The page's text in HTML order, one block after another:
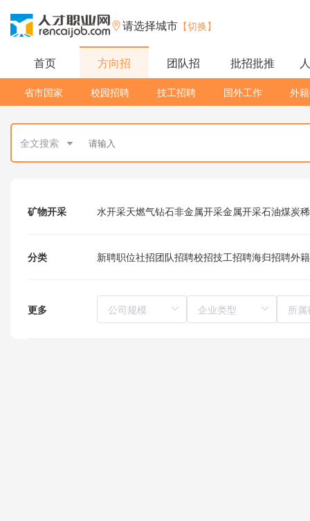
请选择城市 【切换】
首页 方向招 团队招 批招批推
省市国家 校园招聘 技工招聘 国外工作 外
全文搜索
矿物开采 水开采天燃气钻石非金属开采金属开采石油煤炭
分类 新聘职位社招团队招聘校招技工招聘海归招聘外
更多 所